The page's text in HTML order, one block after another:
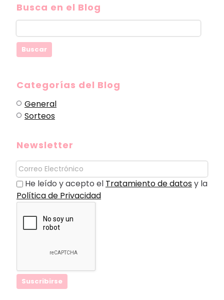
Busca en el Blog
Categorías del Blog
General
Sorteos
Newsletter
He leído y acepto el Tratamiento de datosy la
Política de Privacidad